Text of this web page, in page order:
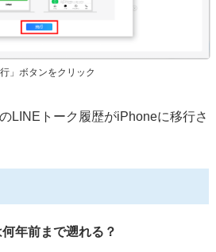
行」ボタンをクリック
LINEトーク履歴がiPhoneに移行さ
年前まで遡れる？